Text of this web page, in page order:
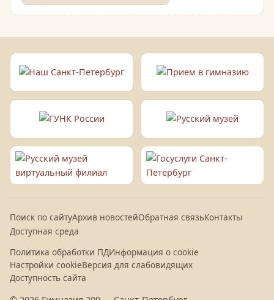
Поиск по сайтуАрхив новостейОбратная связьКонтакты
Доступная среда
Политика обработки ПДИнформация о cookie
Настройки cookieВерсия для слабовидящих
Доступность сайта